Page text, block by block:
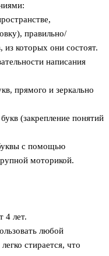
правильно/
из которых они состоят.
написания
прямого и зеркально
(закрепление понятий
с помощью
моторикой.
4 лет.
любой
стирается, что